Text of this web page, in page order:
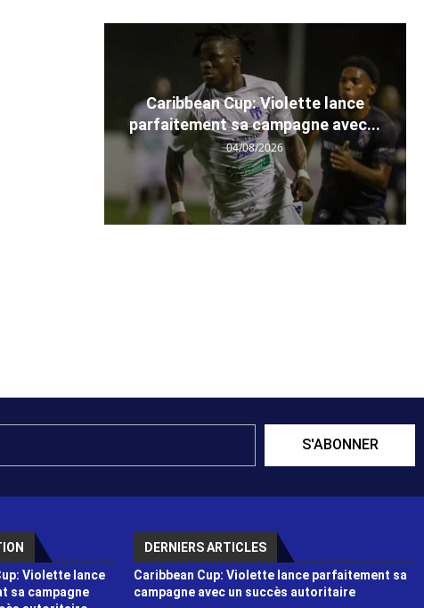
Caribbean Cup: Violette lance
parfaitement sa campagne avec...
04/08/2026
S'ABONNER
Violette lance
sa campagne
DERNIERS ARTICLES
Caribbean Cup: Violette lance parfaitement sa
campagne avec un succès autoritaire